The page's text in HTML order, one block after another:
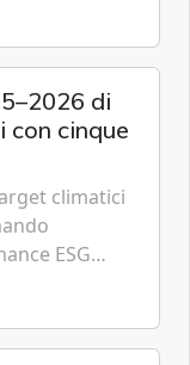
di
con cinque
climatici
ESG
governance